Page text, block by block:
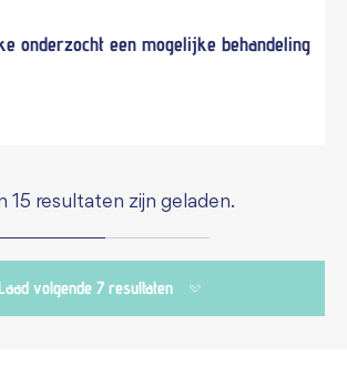
onderzocht een mogelijke behandeling
15 resultaten zijn geladen.
volgende 7 resultaten